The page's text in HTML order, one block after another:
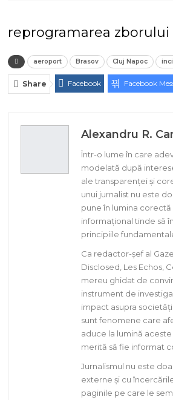
reprogramarea zborului
aeroport Brasov Cluj Napoc
Share Facebook Facebook
Alexandru R.
Într-o lume în care
modelată după
ale transparenței și
unui jurnalist nu este
pune în lumina
informațional tinde să
principiile
Ca redactor-șef al
Disclosed, Les Echos,
mereu ghidat de
instrument de
impact asupra
sunt fenomene care
aduce la lumină
merită să fie informat
Jurnalismul nu este
externe și cu
paginile pe care le